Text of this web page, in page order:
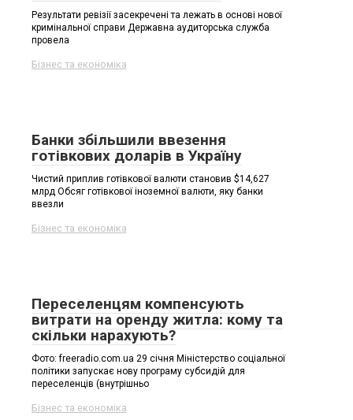
Результати ревізії засекречені та лежать в основі нової
кримінальної справи Державна аудиторська служба
провела
Бізнес та економіка
Банки збільшили ввезення
готівкових доларів в Україну
Чистий приплив готівкової валюти становив $14,627
млрд Обсяг готівкової іноземної валюти, яку банки
ввезли
Бізнес та економіка
Переселенцям компенсують
витрати на оренду житла: кому та
скільки нарахують?
Фото: freeradio.com.ua 29 січня Міністерство соціальної
політики запускає нову програму субсидій для
переселенців (внутрішньо
Бізнес та економіка